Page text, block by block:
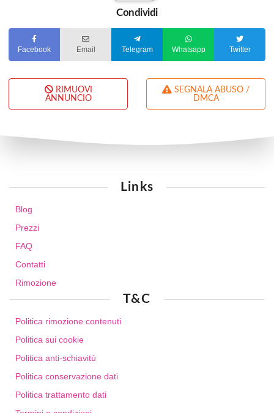
Condividi
Facebook Email Telegram Whatsapp Twitter
RIMUOVI
ANNUNCIO
DMCA
Links
Blog
Prezzi
FAQ
Contatti
Rimozione
T&C
Politica rimozione contenuti
Politica sui cookie
Politica anti-schiavitù
Politica conservazione dati
Politica trattamento dati